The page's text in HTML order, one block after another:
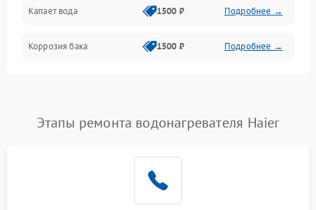
Капает вода 1500 ₽ Подробнее →
Коррозия бака 1500 ₽ Подробнее →
Этапы ремонта водонагревателя Haier